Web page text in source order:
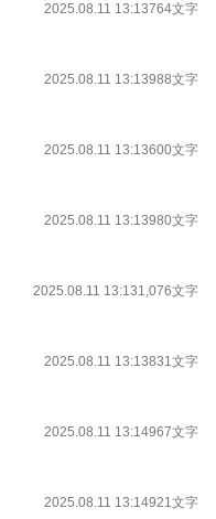
2025.08.11 13:13764文字
2025.08.11 13:13988文字
2025.08.11 13:13600文字
2025.08.11 13:13980文字
2025.08.11 13:131,076文字
2025.08.11 13:13831文字
2025.08.11 13:14967文字
2025.08.11 13:14921文字